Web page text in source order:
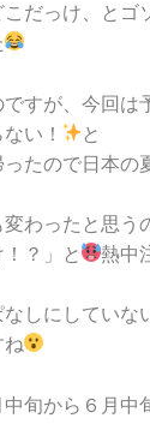
だっけ、とゴ
すが、今回は
い！
と
たので日本の
わったと思う
！？」と
熱中
しにしていな
ね
旬から６月中